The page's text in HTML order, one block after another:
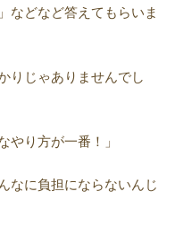
などなど答えてもらいま
りじゃありませんでし
やり方が一番！」
なに負担にならないんじ